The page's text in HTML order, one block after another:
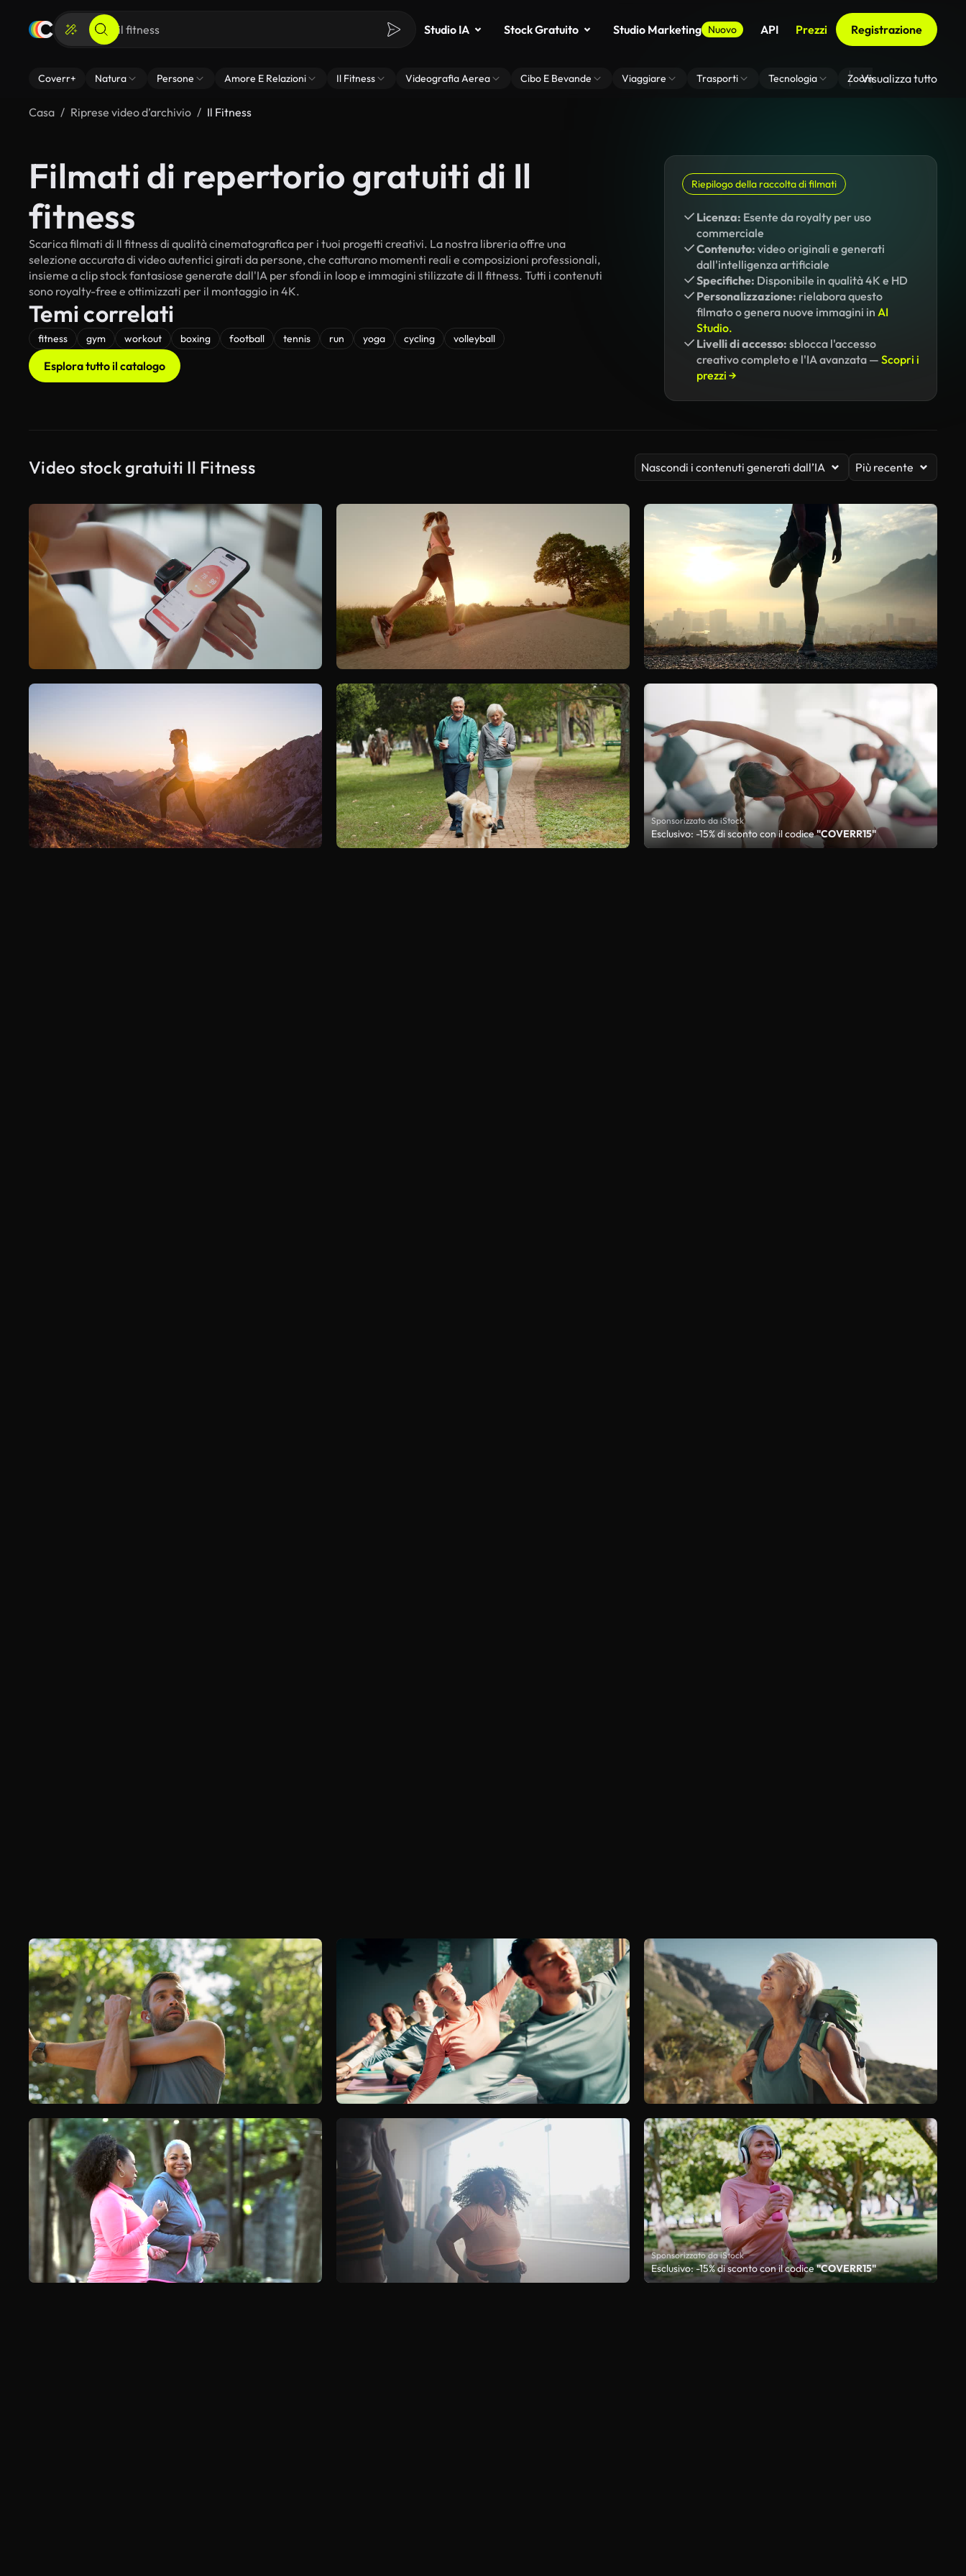
Studio IA Stock Gratuito Studio Marketing Nuovo API Prezzi Registrazione
Coverr+ Natura Persone Amore E Relazioni Il Fitness Videografia Aerea Cibo E Bevande Viaggiare Trasporti Tecnologia Zoom Di Sfondo Virtuale
Visualizza tutto
Casa Riprese video d’archivio Il Fitness
Filmati di repertorio gratuiti di Il
fitness
Scarica filmati di Il fitness di qualità cinematografica per i tuoi progetti creativi. La nostra libreria offre una
selezione accurata di video autentici girati da persone, che catturano momenti reali e composizioni professionali,
insieme a clip stock fantasiose generate dall'IA per sfondi in loop e immagini stilizzate di Il fitness. Tutti i contenuti
sono royalty-free e ottimizzati per il montaggio in 4K.
Temi correlati
fitness gym workout boxing football tennis run yoga cycling volleyball
Esplora tutto il catalogo
Riepilogo della raccolta di filmati
Licenza: Esente da royalty per uso
commerciale
Contenuto: video originali e generati
dall'intelligenza artificiale
Specifiche: Disponibile in qualità 4K e HD
Personalizzazione: rielabora questo
filmato o genera nuove immagini in AI
Studio.
Livelli di accesso: sblocca l'accesso
creativo completo e l'IA avanzata — Scopri i
prezzi →
Video stock gratuiti Il Fitness Nascondi i contenuti generati dall’IA Più recente
Sponsorizzato da iStock
Esclusivo: -15% di sconto con il codice"COVERR15"
Sponsorizzato da iStock
Esclusivo: -15% di sconto con il codice"COVERR15"